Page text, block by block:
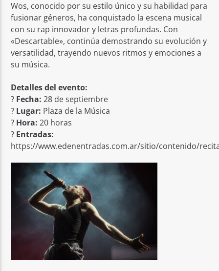
Wos, conocido por su estilo único y su habilidad para
fusionar géneros, ha conquistado la escena musical
con su rap innovador y letras profundas. Con
«Descartable», continúa demostrando su evolución y
versatilidad, trayendo nuevos ritmos y emociones a
su música.
Detalles del evento:
? Fecha: 28 de septiembre
? Lugar: Plaza de la Música
? Hora: 20 horas
? Entradas:
https://www.edenentradas.com.ar/sitio/contenido/